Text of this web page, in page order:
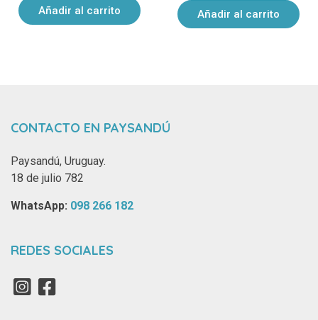
Añadir al carrito Añadir al carrito
CONTACTO EN PAYSANDÚ
Paysandú, Uruguay.
18 de julio 782
WhatsApp: ‪ 098 266 182‬
REDES SOCIALES